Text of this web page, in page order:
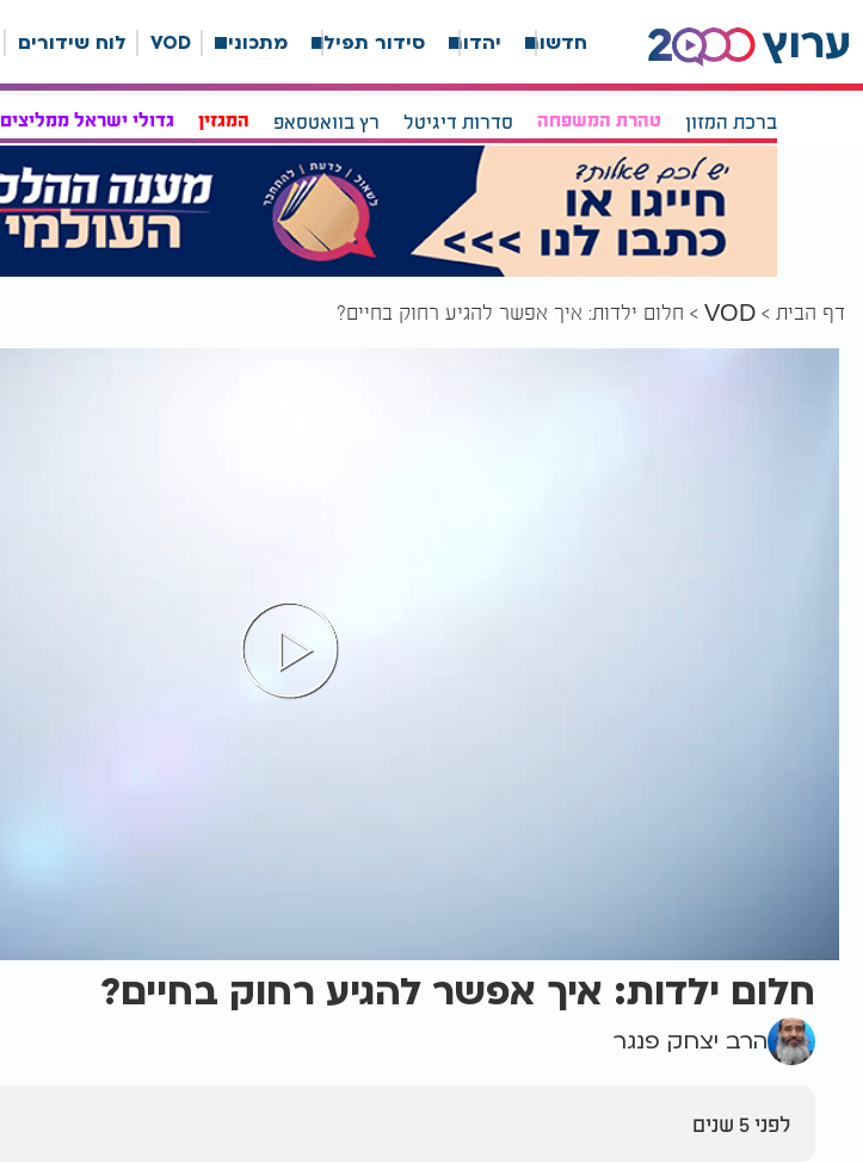
חדשות יהדות סידור תפילה מתכונים VOD לוח שידורים
ברכת המזון טהרת המשפחה סדרות דיגיטל רץ בוואטסאפ המגזין גדולי ישראל ממליצים
דף הבית VOD חלום ילדות: איך אפשר להגיע רחוק בחיים?
חלום ילדות: איך אפשר להגיע רחוק בחיים?
הרב יצחק פנגר
לפני 5 שנים